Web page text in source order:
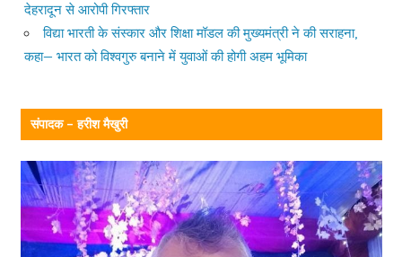
देहरादून से आरोपी गिरफ्तार
विद्या भारती के संस्कार और शिक्षा मॉडल की मुख्यमंत्री ने की सराहना,
कहा— भारत को विश्वगुरु बनाने में युवाओं की होगी अहम भूमिका
संपादक – हरीश मैखुरी